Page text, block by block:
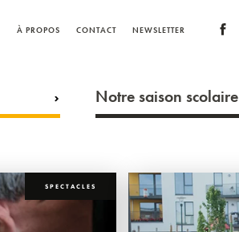
À PROPOS CONTACT NEWSLETTER
Notre saison scolaire
SPECTACLES